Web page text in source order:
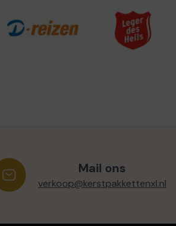
Mail ons
verkoop@kerstpakkettenxl.nl